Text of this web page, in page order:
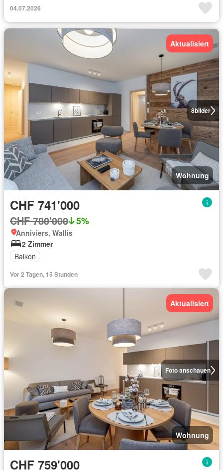
04.07.2026
8bilder
Aktualisiert
Wohnung
CHF 741'000
CHF 780'000 5%
Anniviers, Wallis
2 Zimmer
Balkon
Vor 2 Tagen, 15 Stunden
Foto anschauen
Aktualisiert
Wohnung
CHF 759'000